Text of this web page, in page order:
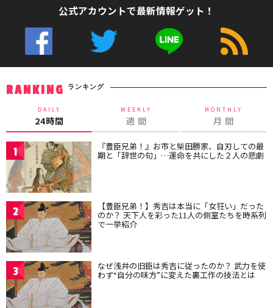
公式アカウントで最新情報ゲット！
RANKING ランキング
DAILY
24時間
WEEKLY
週 間
MONTHLY
月 間
1 『豊臣兄弟！』お市と柴田勝家、自刃しての最
期と「辞世の句」…運命を共にした２人の悲劇
2 【豊臣兄弟！】秀吉は本当に「女狂い」だった
のか？ 天下人を彩った11人の側室たちを時系列
で一挙紹介
3 なぜ浅井の旧臣は秀吉に従ったのか？ 武力を使
わず“自分の味方”に変えた裏工作の技法とは